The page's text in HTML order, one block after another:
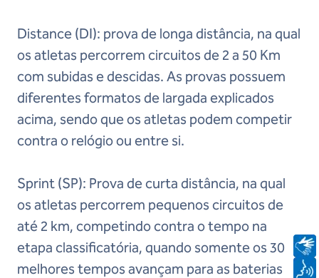
Distance (DI): prova de longa distância, na qual
os atletas percorrem circuitos de 2 a 50 Km
com subidas e descidas. As provas possuem
diferentes formatos de largada explicados
acima, sendo que os atletas podem competir
contra o relógio ou entre si.
Sprint (SP): Prova de curta distância, na qual
os atletas percorrem pequenos circuitos de
até 2 km, competindo contra o tempo na
etapa classificatória, quando somente os 30
melhores tempos avançam para as baterias